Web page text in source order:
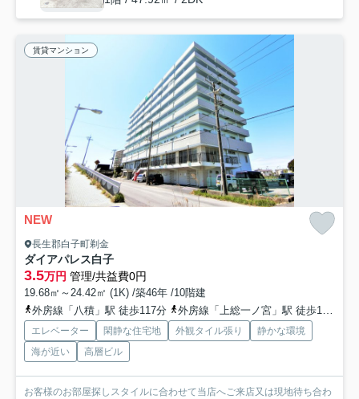
賃貸マンション
NEW
長生郡白子町剃金
ダイアパレス白子
3.5万円 管理/共益費0円
19.68㎡～24.42㎡ (1K) /築46年 /10階建
外房線「八積」駅 徒歩117分
外房線「上総一ノ宮」駅 徒歩130分
エレベーター 閑静な住宅地 外観タイル張り
静かな環境
海が近い
高層ビル
お客様のお部屋探しスタイルに合わせて当店へご来店又は現地待ち合わ